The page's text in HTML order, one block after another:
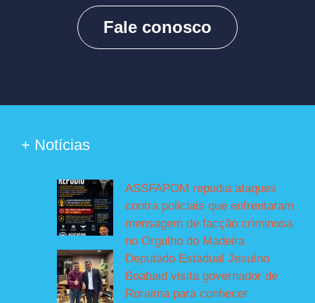
Fale conosco
+ Notícias
ASSFAPOM repudia ataques
contra policiais que enfrentaram
mensagem de facção criminosa
no Orgulho do Madeira
Deputado Estadual Jesuíno
Boabaid visita governador de
Roraima para conhecer